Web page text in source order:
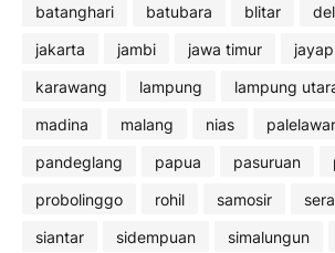
batanghari
batubara blitar
jakarta
jambi jawa timur
karawang
lampung lampung
madina
malang nias
pandeglang
papua pasuruan
probolinggo
rohil samosir
siantar
sidempuan simalungun